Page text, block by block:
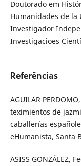
Doutorado em
Humanidades de la
Investigador
Investigacioes
Referências
AGUILAR
teximientos de
caballerías
eHumanista, Santa
ASISS GONZÁLEZ,